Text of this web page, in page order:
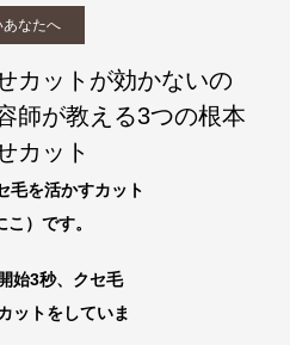
なたへ
カットが効かないの
師が教える3つの根本
カット
毛を活かすカット
こ）です。
始3秒、クセ毛
ットをしていま